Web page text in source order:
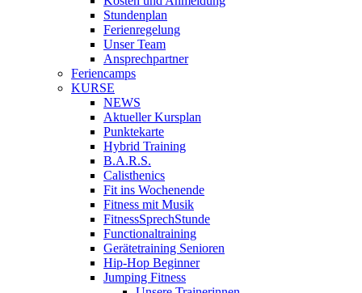
Stundenplan
Ferienregelung
Unser Team
Ansprechpartner
Feriencamps
KURSE
NEWS
Aktueller Kursplan
Punktekarte
Hybrid Training
B.A.R.S.
Calisthenics
Fit ins Wochenende
Fitness mit Musik
FitnessSprechStunde
Functionaltraining
Gerätetraining Senioren
Hip-Hop Beginner
Jumping Fitness